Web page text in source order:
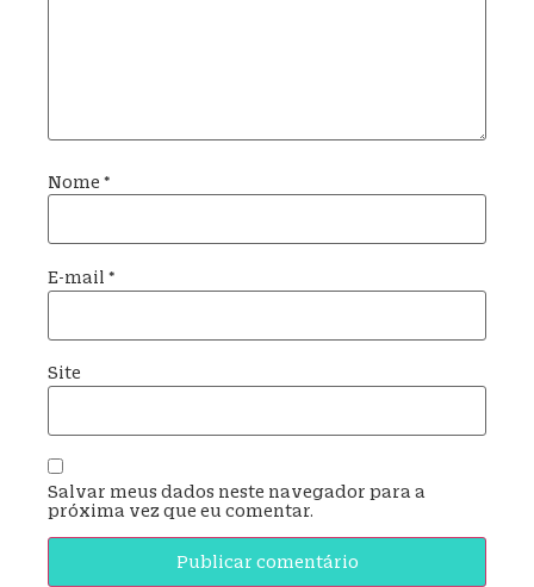
Nome *
E-mail *
Site
Salvar meus dados neste navegador para a
próxima vez que eu comentar.